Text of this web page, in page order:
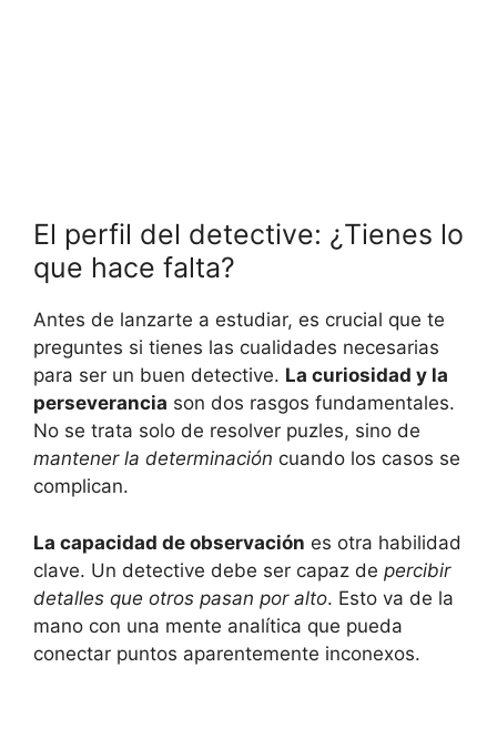
El perfil del detective: ¿Tienes lo
que hace falta?
Antes de lanzarte a estudiar, es crucial que te
preguntes si tienes las cualidades necesarias
para ser un buen detective. La curiosidad y la
perseverancia son dos rasgos fundamentales.
No se trata solo de resolver puzles, sino de
mantener la determinación cuando los casos se
complican.
La capacidad de observación es otra habilidad
clave. Un detective debe ser capaz de percibir
detalles que otros pasan por alto. Esto va de la
mano con una mente analítica que pueda
conectar puntos aparentemente inconexos.